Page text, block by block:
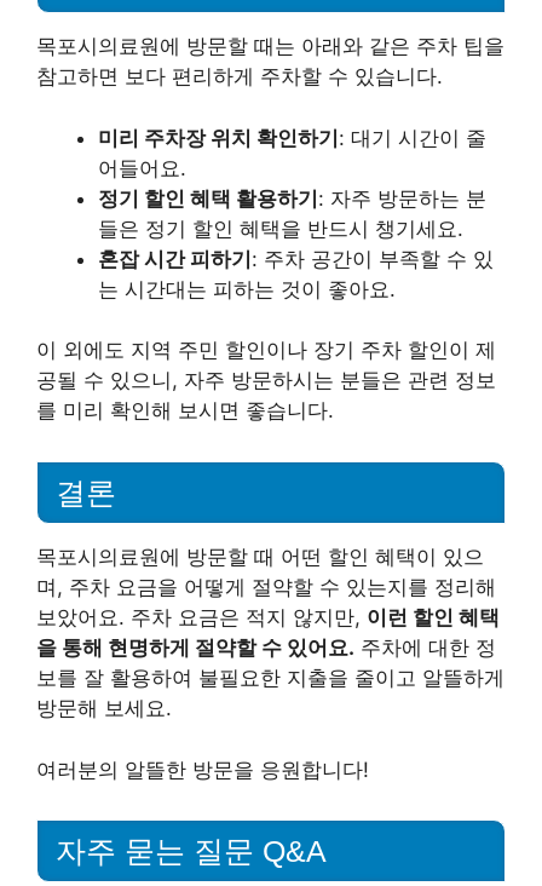
목포시의료원에 방문할 때는 아래와 같은 주차 팁을
참고하면 보다 편리하게 주차할 수 있습니다.
미리 주차장 위치 확인하기: 대기 시간이 줄
어들어요.
정기 할인 혜택 활용하기: 자주 방문하는 분
들은 정기 할인 혜택을 반드시 챙기세요.
혼잡 시간 피하기: 주차 공간이 부족할 수 있
는 시간대는 피하는 것이 좋아요.
이 외에도 지역 주민 할인이나 장기 주차 할인이 제
공될 수 있으니, 자주 방문하시는 분들은 관련 정보
를 미리 확인해 보시면 좋습니다.
결론
목포시의료원에 방문할 때 어떤 할인 혜택이 있으
며, 주차 요금을 어떻게 절약할 수 있는지를 정리해
보았어요. 주차 요금은 적지 않지만, 이런 할인 혜택
을 통해 현명하게 절약할 수 있어요. 주차에 대한 정
보를 잘 활용하여 불필요한 지출을 줄이고 알뜰하게
방문해 보세요.
여러분의 알뜰한 방문을 응원합니다!
자주 묻는 질문 Q&A